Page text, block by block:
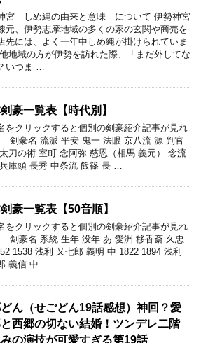
宮 しめ縄の由来と意味 について 伊勢神宮
元、伊勢志摩地域の多くの家の玄関や商売を
先には、よく一年中しめ縄が掛けられていま
地域の方が伊勢を訪れた際、「まだ外してな
いつま …
豪一覧表【時代別】
をクリックすると個別の剣豪紹介記事が見れ
剣豪名 流派 平安 鬼一 法眼 京八流 源 判官
刀の術 室町 念阿弥 慈恩（相馬 義元） 念流
庫頭 長秀 中条流 飯篠 長 …
豪一覧表【50音順】
をクリックすると個別の剣豪紹介記事が見れ
剣豪名 系統 生年 没年 あ 愛洲 移香斎 久忠
1538 浅利 又七郎 義明 中 1822 1894 浅利
義信 中 …
ん（せごどん19話感想）神回？愛
西郷の切ない結婚！ツンデレ二階
の演技が可愛すぎる第19話